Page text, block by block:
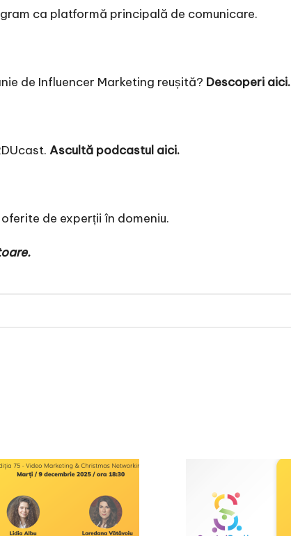
ca platformă principală de comunicare.
de Influencer Marketing reușită? Descoperi aici.
Ascultă podcastul aici.
oferite de experții în domeniu.